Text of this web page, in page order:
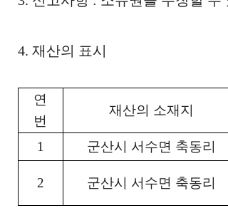
4. 재산의 표시
연
번
재산의 소재지
1 군산시 서수면 축동리
2 군산시 서수면 축동리